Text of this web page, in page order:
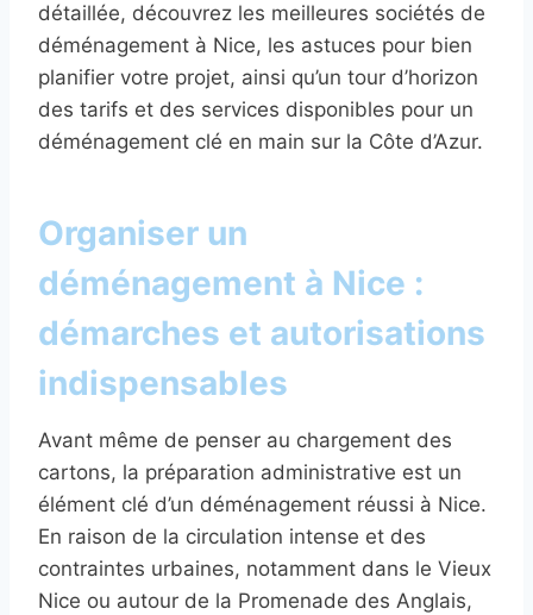
détaillée, découvrez les meilleures sociétés de
déménagement à Nice, les astuces pour bien
planifier votre projet, ainsi qu’un tour d’horizon
des tarifs et des services disponibles pour un
déménagement clé en main sur la Côte d’Azur.
Organiser un
déménagement à Nice :
démarches et autorisations
indispensables
Avant même de penser au chargement des
cartons, la préparation administrative est un
élément clé d’un déménagement réussi à Nice.
En raison de la circulation intense et des
contraintes urbaines, notamment dans le Vieux
Nice ou autour de la Promenade des Anglais,